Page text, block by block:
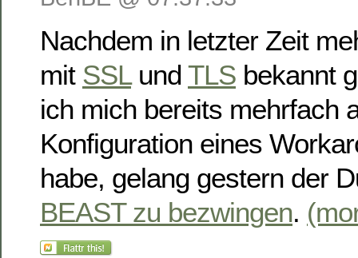
Nachdem in letzter Zeit
mit SSLund TLS bekannt
ich mich bereits mehrfach
Konfiguration eines
habe, gelang gestern der
BEAST zu bezwingen.